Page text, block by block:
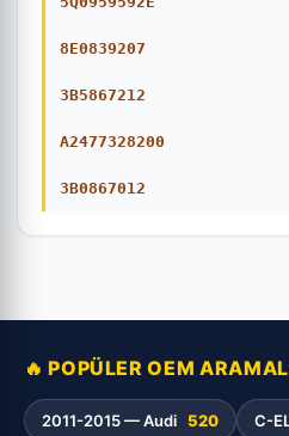
8E0839207
3B5867212
A2477328200
3B0867012
🔥 POPÜLER OEM
2011-2015 — Audi 520 C-